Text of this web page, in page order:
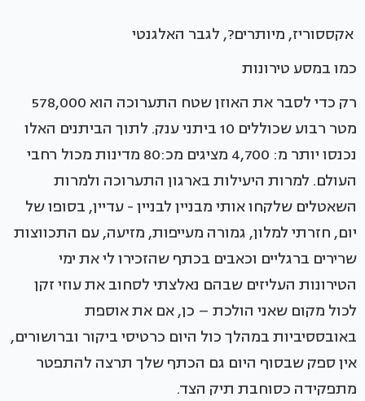
אקססוריז, מיותרים?, לגבר האלגנטי
כמו במסע טירונות
רק כדי לסבר את האוזן שטח התערוכה הוא 578,000
מטר רבוע שכוללים 10 ביתני ענק. לתוך הביתנים האלו
נכנסו יותר מ: 4,700 מציגים מכ:80 מדינות מכול רחבי
העולם. למרות היעילות בארגון התערוכה ולמרות
השאטלים שלקחו אותי מבניין לבניין - עדיין, בסופו של
יום, חזרתי למלון, גמורה מעייפות, מזיעה, עם התכווצות
שרירים ברגליים וכאבים בכתף שהזכירו לי את ימי
הטירונות העליזים שבהם נאלצתי לסחוב את עוזי זקן
לכול מקום שאני הולכת – כן, אם את אוספת
באובססיביות במהלך כול היום כרטיסי ביקור וברושורים,
אין ספק שבסוף היום גם הכתף שלך תרצה להתפטר
מתפקידה כסוחבת תיק הצד.